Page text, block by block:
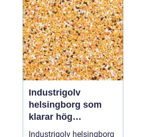
Industrigolv
helsingborg som
klarar hög
belastning och tuffa
Industrigolv helsingborg